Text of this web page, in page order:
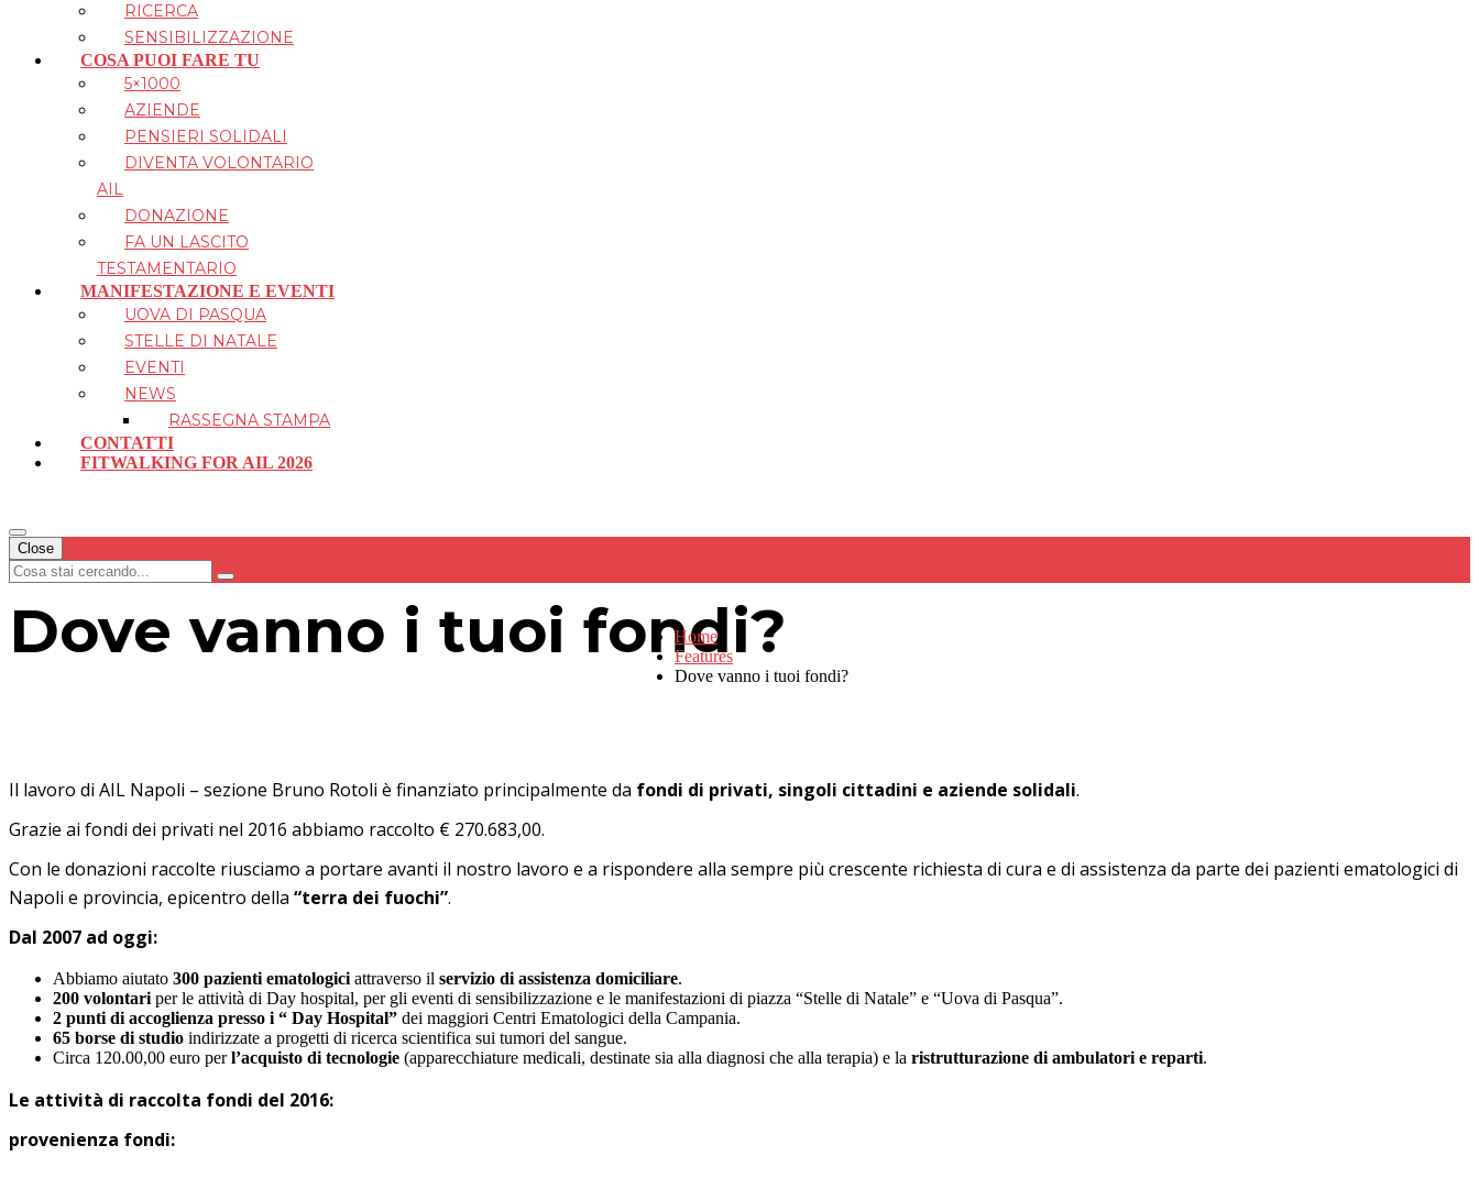
RICERCA
SENSIBILIZZAZIONE
COSA PUOI FARE TU
5×1000
AZIENDE
PENSIERI SOLIDALI
DIVENTA VOLONTARIO
AIL
DONAZIONE
FA UN LASCITO
TESTAMENTARIO
MANIFESTAZIONE E EVENTI
UOVA DI PASQUA
STELLE DI NATALE
EVENTI
NEWS
RASSEGNA STAMPA
CONTATTI
FITWALKING FOR AIL 2026
Close
Dove vanno i tuoi fondi?
Home
Features
Dove vanno i tuoi fondi?
Il lavoro di AIL Napoli – sezione Bruno Rotoli è finanziato principalmente da fondi di privati, singoli cittadini e aziende solidali.
Grazie ai fondi dei privati nel 2016 abbiamo raccolto € 270.683,00.
Con le donazioni raccolte riusciamo a portare avanti il nostro lavoro e a rispondere alla sempre più crescente richiesta di cura e di assistenza da parte dei pazienti ematologici di
Napoli e provincia, epicentro della “terra dei fuochi”.
Dal 2007 ad oggi:
Abbiamo aiutato 300 pazienti ematologici attraverso il servizio di assistenza domiciliare.
200 volontari per le attività di Day hospital, per gli eventi di sensibilizzazione e le manifestazioni di piazza “Stelle di Natale” e “Uova di Pasqua”.
2 punti di accoglienza presso i “ Day Hospital” dei maggiori Centri Ematologici della Campania.
65 borse di studio indirizzate a progetti di ricerca scientifica sui tumori del sangue.
Circa 120.00,00 euro perl’acquisto di tecnologie (apparecchiature medicali, destinate sia alla diagnosi che alla terapia) e la ristrutturazione di ambulatori e reparti.
Le attività di raccolta fondi del 2016:
provenienza fondi: